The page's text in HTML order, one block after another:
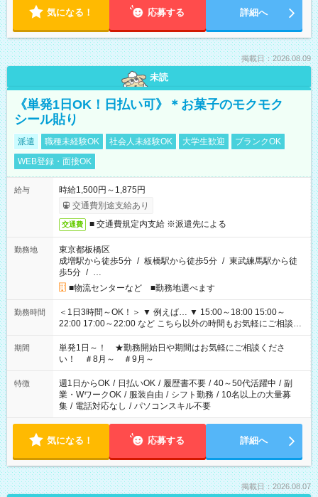
気になる！ 応募する 詳細へ
掲載日：2026.08.09
未読
《単発1日OK！日払い可》＊お菓子のモクモク
シール貼り
派遣 職種未経験OK 社会人未経験OK 大学生歓迎
ブランクOK
WEB登録・面接OK
給与
時給1,500円～1,875円
交通費別途支給あり
交通費 ■ 交通費規定内支給 ※派遣先による
勤務地
東京都板橋区
成増駅から徒歩5分 / 板橋駅から徒歩5分 / 東武練馬駅から徒
歩5分 / …
■物流センターなど ■勤務地選べます
勤務時間
＜1日3時間～OK！＞ ▼ 例えば… ▼ 15:00～18:00 15:00～
22:00 17:00～22:00 など こちら以外の時間もお気軽にご相談く
ださい！
期間
単発1日～！ ★勤務開始日や期間はお気軽にご相談くださ
い！ ＃8月～ ＃9月～
特徴 週1日からOK / 日払いOK / 履歴書不要 / 40～50代活躍中 / 副
業・WワークOK / 服装自由 / シフト勤務 / 10名以上の大量募
集 / 電話対応なし / パソコンスキル不要
気になる！ 応募する 詳細へ
掲載日：2026.08.07